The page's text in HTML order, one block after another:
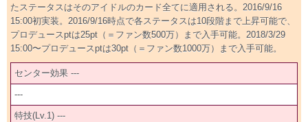
たステータスはそのアイドルのカード全てに適用される。2016/9/16
15:00初実装。2016/9/16時点で各ステータスは10段階まで上昇可能で、
プロデュースptは25pt（＝ファン数500万）まで入手可能。2018/3/29
15:00〜プロデュースptは30pt（＝ファン数1000万）まで入手可能。
センター効果 ---
---
特技(Lv.1) ---